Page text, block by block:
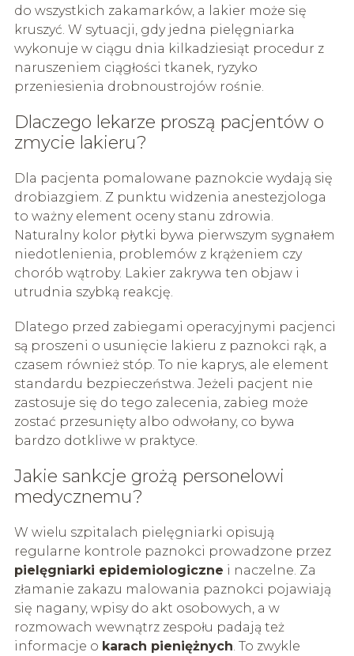
do wszystkich zakamarków, a lakier może się
kruszyć. W sytuacji, gdy jedna pielęgniarka
wykonuje w ciągu dnia kilkadziesiąt procedur z
naruszeniem ciągłości tkanek, ryzyko
przeniesienia drobnoustrojów rośnie.
Dlaczego lekarze proszą pacjentów o
zmycie lakieru?
Dla pacjenta pomalowane paznokcie wydają się
drobiazgiem. Z punktu widzenia anestezjologa
to ważny element oceny stanu zdrowia.
Naturalny kolor płytki bywa pierwszym sygnałem
niedotlenienia, problemów z krążeniem czy
chorób wątroby. Lakier zakrywa ten objaw i
utrudnia szybką reakcję.
Dlatego przed zabiegami operacyjnymi pacjenci
są proszeni o usunięcie lakieru z paznokci rąk, a
czasem również stóp. To nie kaprys, ale element
standardu bezpieczeństwa. Jeżeli pacjent nie
zastosuje się do tego zalecenia, zabieg może
zostać przesunięty albo odwołany, co bywa
bardzo dotkliwe w praktyce.
Jakie sankcje grożą personelowi
medycznemu?
W wielu szpitalach pielęgniarki opisują
regularne kontrole paznokci prowadzone przez
pielęgniarki epidemiologiczne i naczelne. Za
złamanie zakazu malowania paznokci pojawiają
się nagany, wpisy do akt osobowych, a w
rozmowach wewnątrz zespołu padają też
informacje o karach pieniężnych. To zwykle